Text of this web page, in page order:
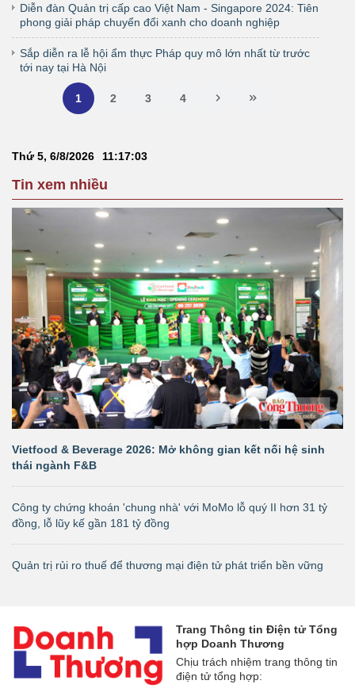
Diễn đàn Quản trị cấp cao Việt Nam - Singapore 2024: Tiên
phong giải pháp chuyển đổi xanh cho doanh nghiệp
Sắp diễn ra lễ hội ẩm thực Pháp quy mô lớn nhất từ trước
tới nay tại Hà Nội
1 2 3 4
Thứ 5, 6/8/2026 11:17:04
Tin xem nhiều
Vietfood & Beverage 2026: Mở không gian kết nối hệ sinh
thái ngành F&B
Công ty chứng khoán 'chung nhà' với MoMo lỗ quý II hơn 31 tỷ
đồng, lỗ lũy kế gần 181 tỷ đồng
Quản trị rủi ro thuế để thương mại điện tử phát triển bền vững
Trang Thông tin Điện tử Tổng
hợp Doanh Thương
Chịu trách nhiệm trang thông tin
điện tử tổng hợp: